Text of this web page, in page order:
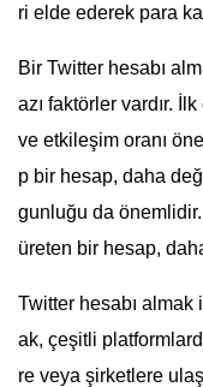
ri elde ederek para
Bir Twitter hesabı
azı faktörler vardır.
ve etkileşim oranı
p bir hesap, daha
gunluğu da
üreten bir hesap,
Twitter hesabı almak
ak, çeşitli
re veya şirketlere